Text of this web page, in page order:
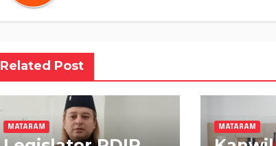
Related Post
MATARAM MATARAM